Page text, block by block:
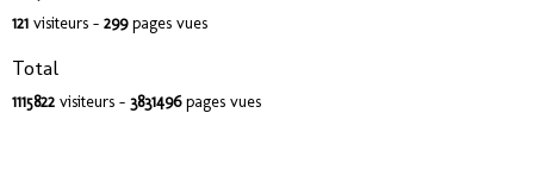
121 visiteurs - 299pages vues
Total
1115822 visiteurs - 3831496pages vues